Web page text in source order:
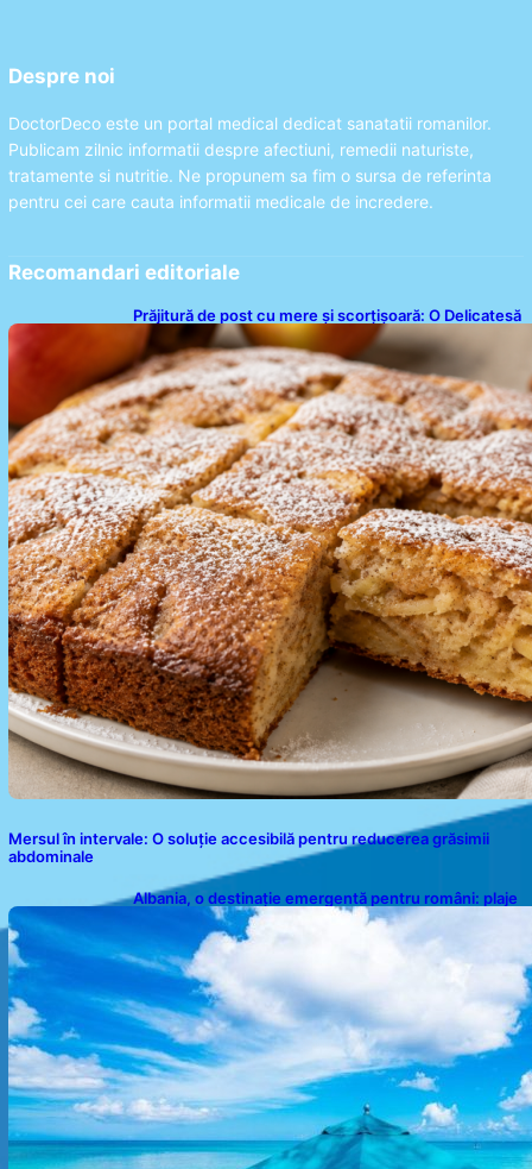
Despre noi
DoctorDeco este un portal medical dedicat sanatatii romanilor.
Publicam zilnic informatii despre afectiuni, remedii naturiste,
tratamente si nutritie. Ne propunem sa fim o sursa de referinta
pentru cei care cauta informatii medicale de incredere.
Recomandari editoriale
Prăjitură de post cu mere și scorțișoară: O Delicatesă
Dulce pentru Postul Adormirii Maicii Domnului
Mersul în intervale: O soluție accesibilă pentru reducerea grăsimii
abdominale
Albania, o destinație emergentă pentru români: plaje
spectaculoase, ape turcoaz și prețuri accesibile